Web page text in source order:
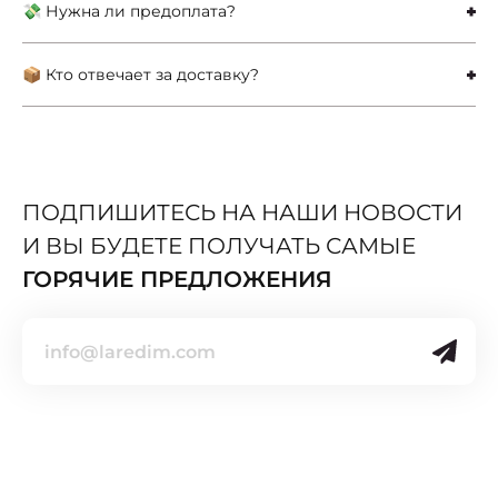
💸 Нужна ли предоплата?
📦 Кто отвечает за доставку?
ПОДПИШИТЕСЬ НА НАШИ НОВОСТИ
И ВЫ БУДЕТЕ ПОЛУЧАТЬ САМЫЕ
ГОРЯЧИЕ ПРЕДЛОЖЕНИЯ